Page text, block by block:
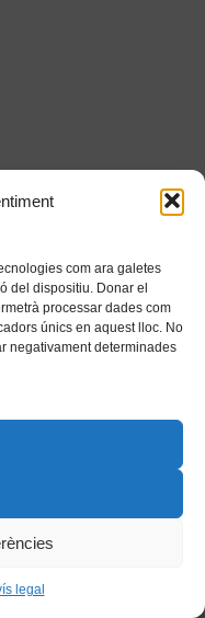
com ara galetes
del dispositiu. Donar el
processar dades com
únics en aquest lloc. No
negativament determinades
legal